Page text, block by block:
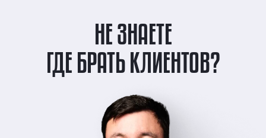
ГДЕ БРАТЬ КЛИЕНТОВ?
НЕ ЗНАЕТЕ